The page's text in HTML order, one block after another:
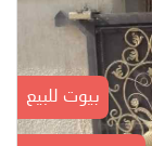
بيوت للبيع